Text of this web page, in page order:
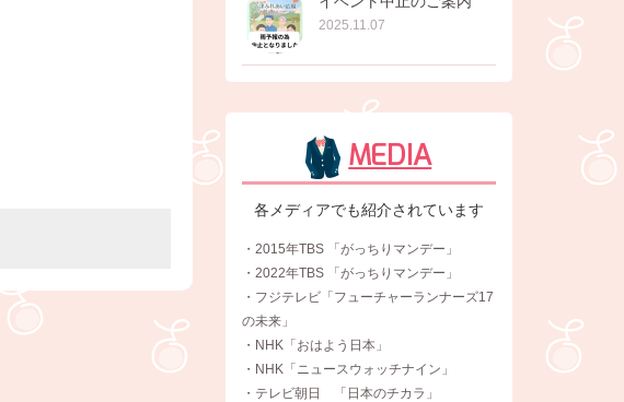
2025.11.07
MEDIA
各メディアでも紹介されています
・2015年TBS 「がっちりマンデー」
・2022年TBS 「がっちりマンデー」
・フジテレビ「フューチャーランナーズ17
の未来」
・NHK「おはよう日本」
・NHK「ニュースウォッチナイン」
・テレビ朝日 「日本のチカラ」